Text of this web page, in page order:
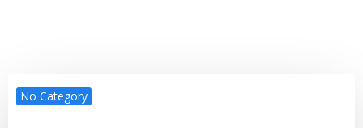
No Category